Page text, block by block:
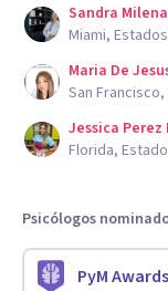
Sandra
Miami,
Maria De
San
Jessica Perez
Florida,
Psicólogos
PyM